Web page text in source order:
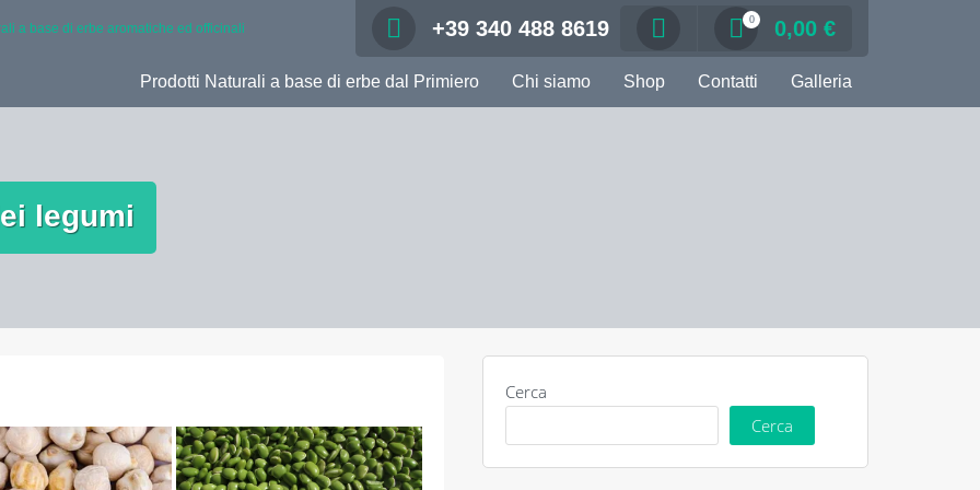
a base di erbe aromatiche ed officinali +39 340 488 8619 0 0,00 €
Prodotti Naturali a base di erbe dal Primiero Chi siamo Shop Contatti Galleria
legumi
Cerca
Cerca